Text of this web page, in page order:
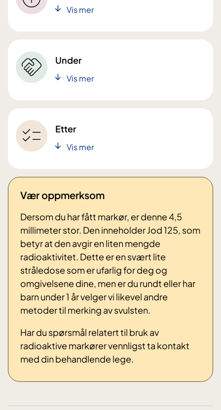
Vis mer
Under
Vis mer
Etter
Vis mer
Vær oppmerksom
Dersom du har fått markør, er denne4,5
millimeter stor. Den inneholder Jod 125, som
betyr at den avgir en liten mengde
radioaktivitet. Dette er en svært lite
stråledose som er ufarlig for deg og
omgivelsene dine, men er du rundt eller har
barn under 1 år velger vi likevel andre
metoder til merking av svulsten.
Har du spørsmål relatert til bruk av
radioaktive markører vennligst ta kontakt
med din behandlende lege.